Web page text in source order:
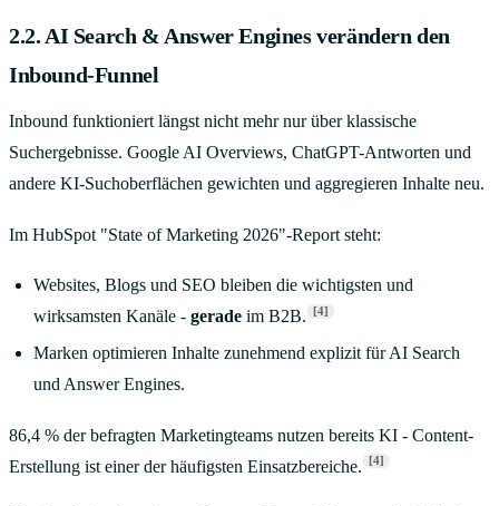
2.2. AI Search & Answer Engines verändern den
Inbound-Funnel
Inbound funktioniert längst nicht mehr nur über klassische
Suchergebnisse. Google AI Overviews, ChatGPT-Antworten und
andere KI-Suchoberflächen gewichten und aggregieren Inhalte neu.
Im HubSpot "State of Marketing 2026"-Report steht:
Websites, Blogs und SEO bleiben die wichtigsten und
wirksamsten Kanäle -gerade im B2B. [4]
Marken optimieren Inhalte zunehmend explizit für AI Search
und Answer Engines.
86,4 % der befragten Marketingteams nutzen bereits KI - Content-
Erstellung ist einer der häufigsten Einsatzbereiche. [4]